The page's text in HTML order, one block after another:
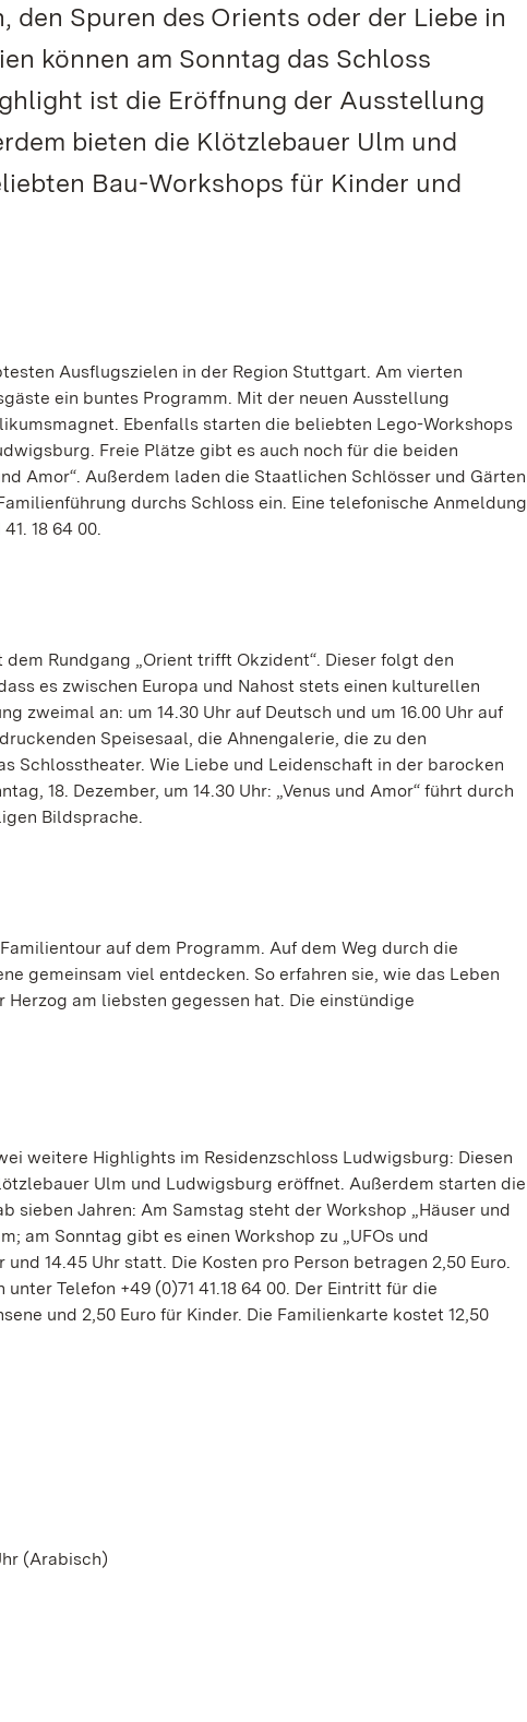
den Spuren des Orients oder der Liebe in
können am Sonntag das Schloss
ist die Eröffnung der Ausstellung
bieten die Klötzlebauer Ulm und
Bau-Workshops für Kinder und
Ausflugszielen in der Region Stuttgart. Am vierten
ein buntes Programm. Mit der neuen Ausstellung
Ebenfalls starten die beliebten Lego-Workshops
Freie Plätze gibt es auch noch für die beiden
Amor“. Außerdem laden die Staatlichen Schlösser und Gärten
durchs Schloss ein. Eine telefonische Anmeldung
18 64 00.
Rundgang „Orient trifft Okzident“. Dieser folgt den
es zwischen Europa und Nahost stets einen kulturellen
zweimal an: um 14.30 Uhr auf Deutsch und um 16.00 Uhr auf
Speisesaal, die Ahnengalerie, die zu den
Schlosstheater. Wie Liebe und Leidenschaft in der barocken
18. Dezember, um 14.30 Uhr: „Venus und Amor“ führt durch
Bildsprache.
auf dem Programm. Auf dem Weg durch die
gemeinsam viel entdecken. So erfahren sie, wie das Leben
am liebsten gegessen hat. Die einstündige
weitere Highlights im Residenzschloss Ludwigsburg: Diesen
Ulm und Ludwigsburg eröffnet. Außerdem starten die
sieben Jahren: Am Samstag steht der Workshop „Häuser und
am Sonntag gibt es einen Workshop zu „UFOs und
und 14.45 Uhr statt. Die Kosten pro Person betragen 2,50 Euro.
Telefon +49 (0)71 41.18 64 00. Der Eintritt für die
und 2,50 Euro für Kinder. Die Familienkarte kostet 12,50
(Arabisch)